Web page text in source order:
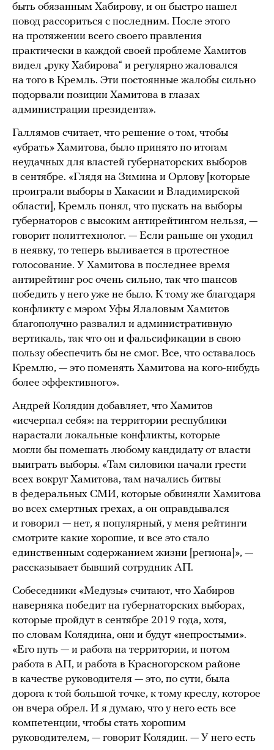
быть обязанным Хабирову, и он быстро нашел
повод рассориться с последним. После этого
на протяжении всего своего правления
практически в каждой своей проблеме Хамитов
видел „руку Хабирова“ и регулярно жаловался
на того в Кремль. Эти постоянные жалобы сильно
подорвали позиции Хамитова в глазах
администрации президента».
Галлямов считает, что решение о том, чтобы
«убрать» Хамитова, было принято по итогам
неудачных для властей губернаторских выборов
в сентябре. «Глядя на Зимина и Орлову [которые
проиграли выборы в Хакасии и Владимирской
области], Кремль понял, что пускать на выборы
губернаторов с высоким антирейтингом нельзя, —
говорит политтехнолог. — Если раньше он уходил
в неявку, то теперь выливается в протестное
голосование. У Хамитова в последнее время
антирейтинг рос очень сильно, так что шансов
победить у него уже не было. К тому же благодаря
конфликту с мэром Уфы Ялаловым Хамитов
благополучно развалил и административную
вертикаль, так что он и фальсификации в свою
пользу обеспечить бы не смог. Все, что оставалось
Кремлю, — это поменять Хамитова на кого-нибудь
более эффективного».
Андрей Колядин добавляет, что Хамитов
«исчерпал себя»: на территории республики
нарастали локальные конфликты, которые
могли бы помешать любому кандидату от власти
выиграть выборы. «Там силовики начали грести
всех вокруг Хамитова, там начались битвы
в федеральных СМИ, которые обвиняли Хамитова
во всех смертных грехах, а он оправдывался
и говорил — нет, я популярный, у меня рейтинги
смотрите какие хорошие, и все это стало
единственным содержанием жизни [региона]», —
рассказывает бывший сотрудник АП.
Собеседники «Медузы» считают, что Хабиров
наверняка победит на губернаторских выборах,
которые пройдут в сентябре 2019 года, хотя,
по словам Колядина, они и будут «непростыми».
«Его путь — и работа на территории, и потом
работа в АП, и работа в Красногорском районе
в качестве руководителя — это, по сути, была
дорога к той большой точке, к тому креслу, которое
он вчера обрел. И я думаю, что у него есть все
компетенции, чтобы стать хорошим
руководителем, — говорит Колядин. — У него есть